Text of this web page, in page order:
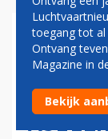
AIR
ZOMER
toegang tot al
Ontvang
Magazine in
Bekijk